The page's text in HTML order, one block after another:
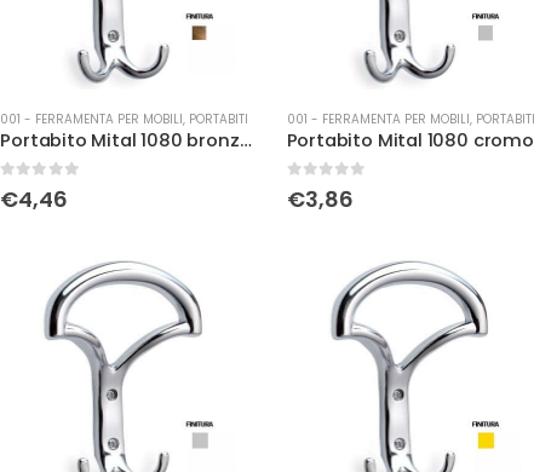
001 - FERRAMENTA PER MOBILI, PORTABITI
Portabito Mital 1080 bronzo sfumato
€4,46
001 - FERRAMENTA PER MOBILI, PORTABITI
Portabito Mital 1080 cromo
Su 5
€3,86